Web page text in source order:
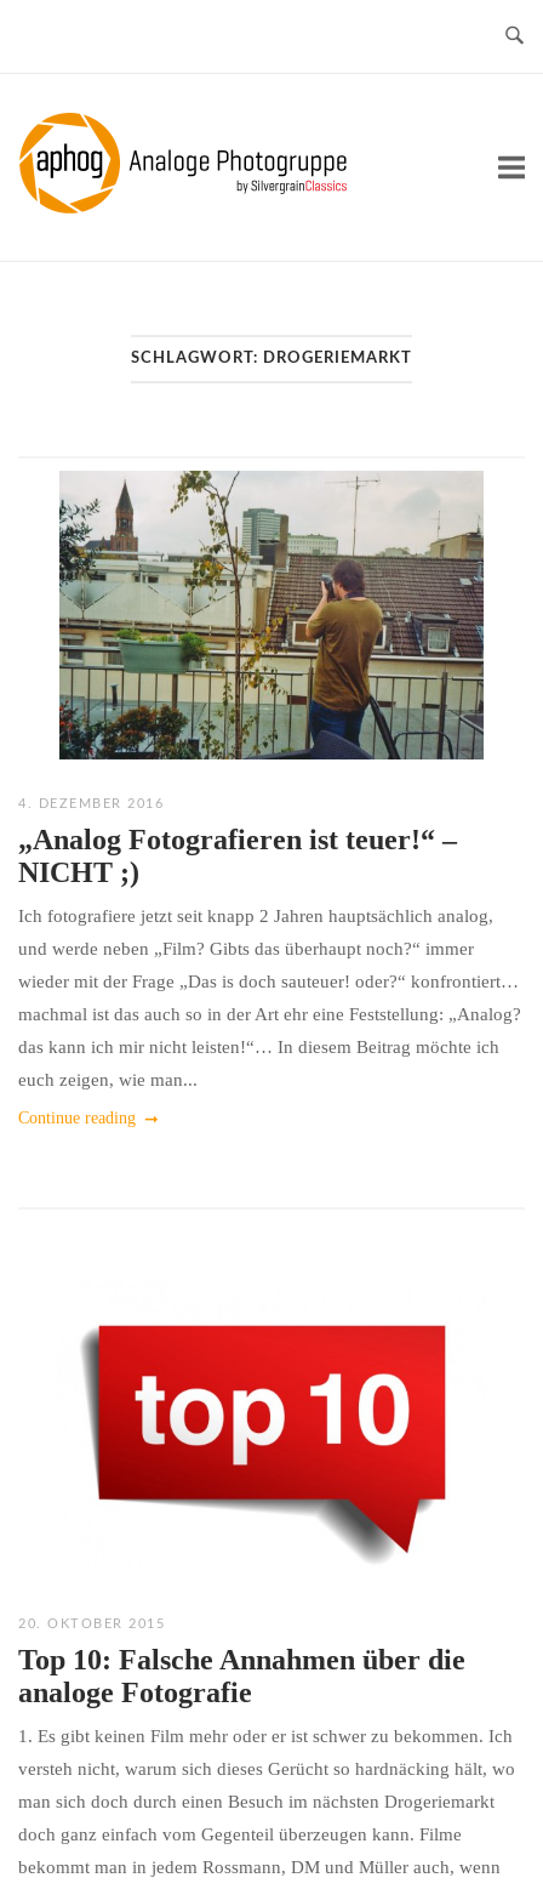
Home
SCHLAGWORT: DROGERIEMARKT
4. DEZEMBER 2016
„Analog Fotografieren ist teuer!“ –
NICHT ;)
Ich fotografiere jetzt seit knapp 2 Jahren hauptsächlich analog,
und werde neben „Film? Gibts das überhaupt noch?“ immer
wieder mit der Frage „Das is doch sauteuer! oder?“ konfrontiert…
machmal ist das auch so in der Art ehr eine Feststellung: „Analog?
das kann ich mir nicht leisten!“… In diesem Beitrag möchte ich
euch zeigen, wie man...
Continue reading
20. OKTOBER 2015
Top 10: Falsche Annahmen über die
analoge Fotografie
1. Es gibt keinen Film mehr oder er ist schwer zu bekommen. Ich
versteh nicht, warum sich dieses Gerücht so hardnäcking hält, wo
man sich doch durch einen Besuch im nächsten Drogeriemarkt
doch ganz einfach vom Gegenteil überzeugen kann. Filme
bekommt man in jedem Rossmann, DM und Müller auch, wenn